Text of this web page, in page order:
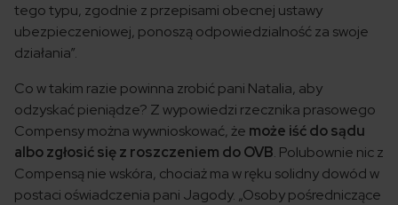
tego typu, zgodnie z przepisami obecnej ustawy
ubezpieczeniowej, ponoszą odpowiedzialność za swoje
działania”.
Co w takim razie powinna zrobić pani Natalia, aby
odzyskać pieniądze? Z wypowiedzi rzecznika prasowego
Compensy można wywnioskować, że może iść do sądu
albo zgłosić się z roszczeniem do OVB. Polubownie nic z
Compensą nie wskóra, chociaż ma w ręku solidny dowód w
postaci oświadczenia pani Jagody. „Osoby pośredniczące